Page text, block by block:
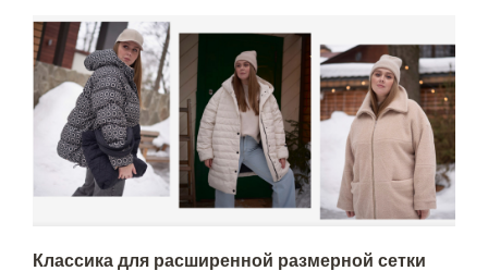
Классика для расширенной размерной сетки